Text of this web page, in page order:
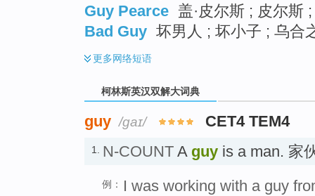
Guy Pearce 盖·皮尔斯 ; 皮尔斯
Bad Guy 坏男人 ; 坏小子 ; 乌合
更多网络短语
柯林斯英汉双解大词典
guy /ɡaɪ/ CET4 TEM4
1. N-COUNT A guy is a man. 家
例：
I was working with a guy